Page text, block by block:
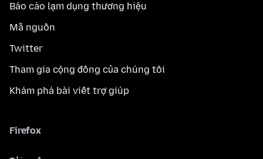
Báo cáo lạm dụng thương hiệu
Mã nguồn
Twitter
Tham gia cộng đồng của chúng tôi
Khám phá bài viết trợ giúp
Firefox